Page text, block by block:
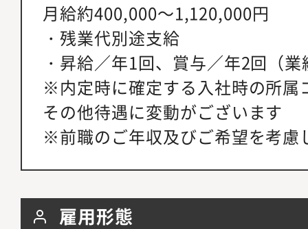
月給約400,000～1,120,000円
・残業代別途支給
・昇給／年1回、賞与／年2回（
※内定時に確定する入社時の所属
その他待遇に変動がございます
※前職のご年収及びご希望を考慮
雇用形態